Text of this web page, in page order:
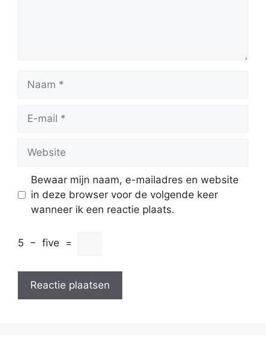
mail
Bewaar mijn naam, e-mailadres en website
in deze browser voor de volgende keer
wanneer ik een reactie plaats.
5 − five =